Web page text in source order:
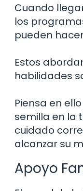
Cuando
los
pueden
Estos
habilidades
Piensa en
semilla en la
cuidado
alcanzar su
Apoyo